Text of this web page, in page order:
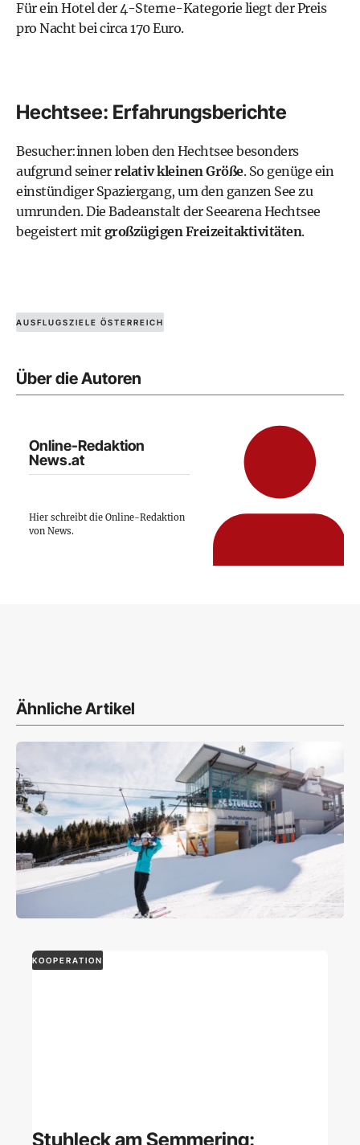
Für ein Hotel der 4-Sterne-Kategorie liegt der Preis
pro Nacht bei circa 170 Euro.
Hechtsee: Erfahrungsberichte
Besucher:innen loben den Hechtsee besonders
aufgrund seinerrelativ kleinen Größe. So genüge ein
einstündiger Spaziergang, um den ganzen See zu
umrunden. Die Badeanstalt der Seearena Hechtsee
begeistert mit großzügigen Freizeitaktivitäten.
AUSFLUGSZIELE ÖSTERREICH
Über die Autoren
Online-Redaktion
News.at
Hier schreibt die Online-Redaktion
von News.
Ähnliche Artikel
KOOPERATION
Stuhleck am Semmering: